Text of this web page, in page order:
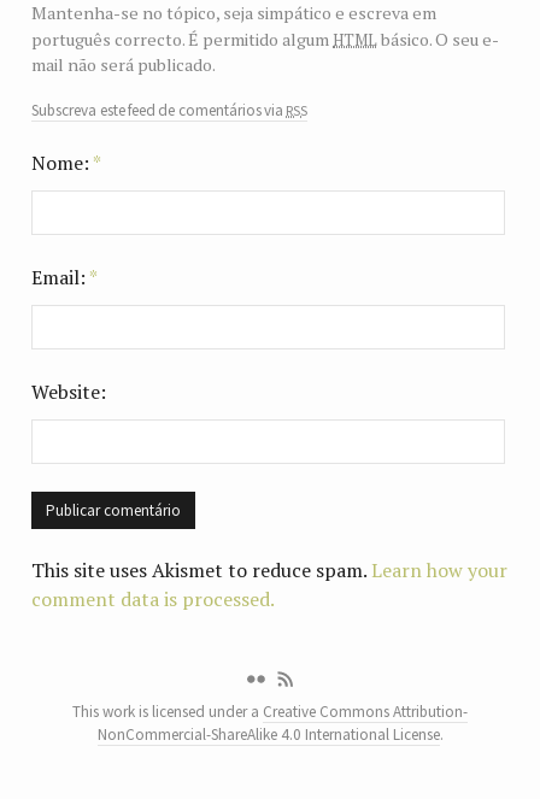
Mantenha-se no tópico, seja simpático e escreva em
português correcto. É permitido algum htmlbásico. O seu e-
mail não será publicado.
Subscreva este feed de comentários via rss
Nome: *
Email: *
Website:
This site uses Akismet to reduce spam. Learn how your
comment data is processed.
This work is licensed under a Creative Commons Attribution-
NonCommercial-ShareAlike 4.0 International License.